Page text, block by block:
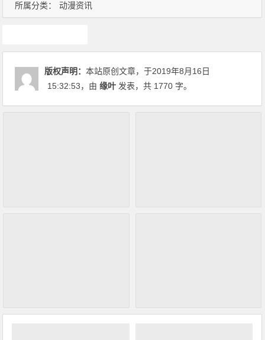
所属分类： 动漫资讯
版权声明：本站原创文章，于2019年8月16日
15:32:53，由缘叶 发表，共 1770 字。